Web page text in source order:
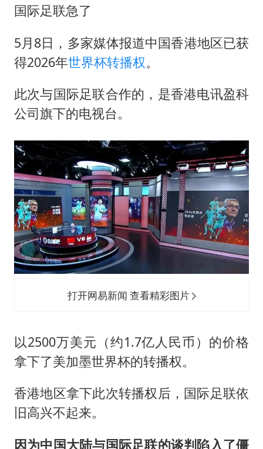
国际足联急了
5月8日，多家媒体报道中国香港地区已获
得2026年世界杯转播权。
此次与国际足联合作的，是香港电讯盈科
公司旗下的电视台。
打开网易新闻 查看精彩图片
以2500万美元（约1.7亿人民币）的价格
拿下了美加墨世界杯的转播权。
香港地区拿下此次转播权后，国际足联依
旧高兴不起来。
因为中国大陆与国际足联的谈判陷入了僵